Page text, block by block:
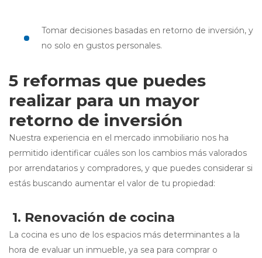
Tomar decisiones basadas en retorno de inversión, y
no solo en gustos personales.
5 reformas que puedes
realizar para un mayor
retorno de inversión
Nuestra experiencia en el mercado inmobiliario nos ha
permitido identificar cuáles son los cambios más valorados
por arrendatarios y compradores, y que puedes considerar si
estás buscando aumentar el valor de tu propiedad:
1. Renovación de cocina
La cocina es uno de los espacios más determinantes a la
hora de evaluar un inmueble, ya sea para comprar o